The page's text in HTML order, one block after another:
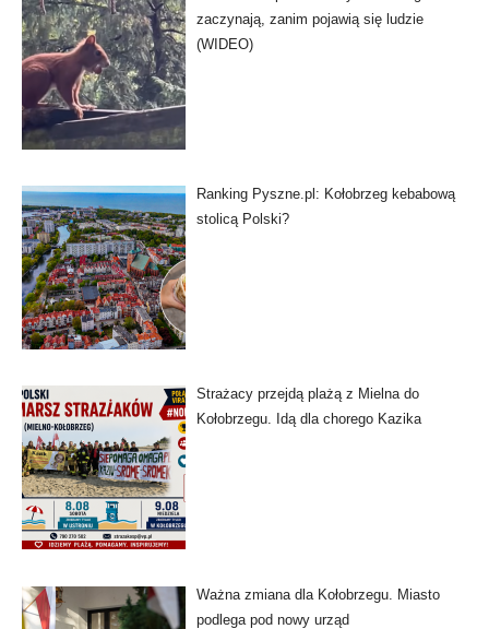
zaczynają, zanim pojawią się ludzie
(WIDEO)
Ranking Pyszne.pl: Kołobrzeg kebabową
stolicą Polski?
Strażacy przejdą plażą z Mielna do
Kołobrzegu. Idą dla chorego Kazika
Ważna zmiana dla Kołobrzegu. Miasto
podlega pod nowy urząd